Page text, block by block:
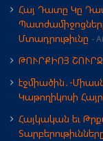
Հայ Դատը Կը
Մտադրութիւնը
ԹՈՒՐՔԻՈՅ ՇՈՒՐՋ
էջմիածին․-
Կաթողիկոսի
Հայկական եւ